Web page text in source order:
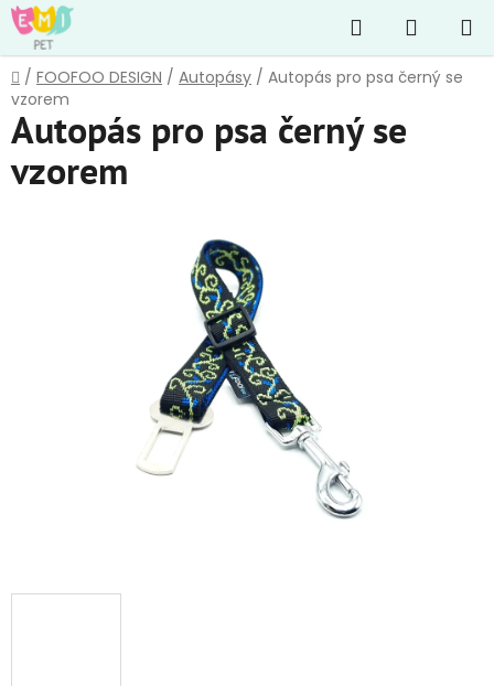
Přejít
na
obsah
Hledat
KOŠÍK
Domů
/ FOOFOO DESIGN / Autopásy / Autopás pro psa černý se
vzorem
Autopás pro psa černý se
vzorem